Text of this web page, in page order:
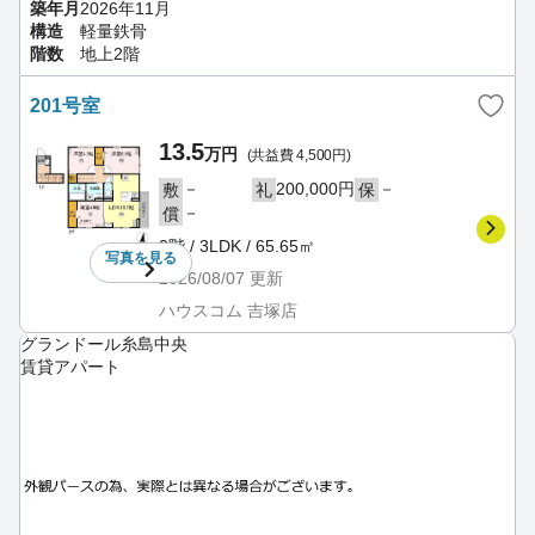
築年月 2026年11月
構造
軽量鉄骨
階数
地上2階
201号室
写真を見る
13.5万円 (共益費 4,500円)
敷 － 礼 200,000円 保 －
償 －
2階 / 3LDK / 65.65㎡
2026/08/07 更新
ハウスコム 吉塚店
グランドール糸島中央
賃貸アパート